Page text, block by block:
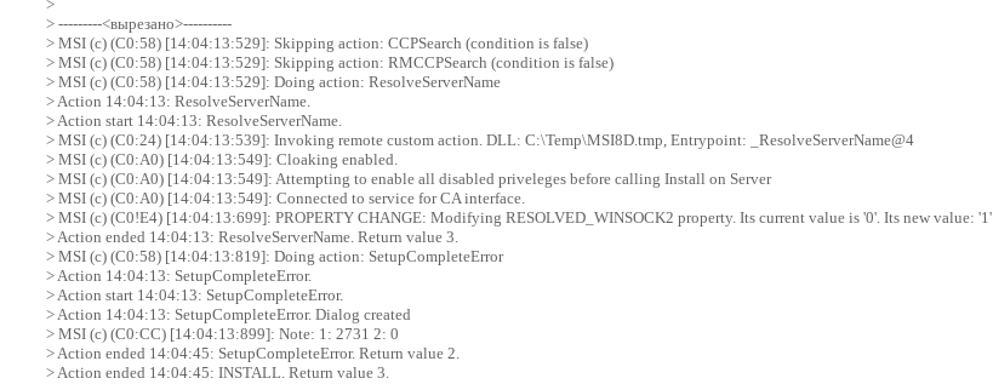
>
> ---------<вырезано>----------
> MSI (c) (C0:58) [14:04:13:529]: Skipping action: CCPSearch (condition is false)
> MSI (c) (C0:58) [14:04:13:529]: Skipping action: RMCCPSearch (condition is false)
> MSI (c) (C0:58) [14:04:13:529]: Doing action: ResolveServerName
> Action 14:04:13: ResolveServerName.
> Action start 14:04:13: ResolveServerName.
> MSI (c) (C0:24) [14:04:13:539]: Invoking remote custom action. DLL: C:\Temp\MSI8D.tmp, Entrypoint: _ResolveServerName@4
> MSI (c) (C0:A0) [14:04:13:549]: Cloaking enabled.
> MSI (c) (C0:A0) [14:04:13:549]: Attempting to enable all disabled priveleges before calling Install on Server
> MSI (c) (C0:A0) [14:04:13:549]: Connected to service for CA interface.
> MSI (c) (C0!E4) [14:04:13:699]: PROPERTY CHANGE: Modifying RESOLVED_WINSOCK2 property. Its current value is '0'. Its new value: '1'.
> Action ended 14:04:13: ResolveServerName. Return value 3.
> MSI (c) (C0:58) [14:04:13:819]: Doing action: SetupCompleteError
> Action 14:04:13: SetupCompleteError.
> Action start 14:04:13: SetupCompleteError.
> Action 14:04:13: SetupCompleteError. Dialog created
> MSI (c) (C0:CC) [14:04:13:899]: Note: 1: 2731 2: 0
> Action ended 14:04:45: SetupCompleteError. Return value 2.
> Action ended 14:04:45: INSTALL. Return value 3.